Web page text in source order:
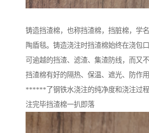
铸造挡渣棉，也称挡渣棉，挡脏棉，学名
陶盾毯。铸造浇注时挡渣棉始终在浇包
可逾越的挡渣、滤渣、集渣防线，而又不
挡渣棉有好的隔热、保温、遮光、防作
******了钢铁水浇注的纯净度和浇注过
注完毕挡渣棉一扒即落